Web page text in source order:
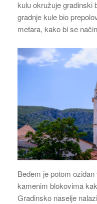
kulu okružuje gradinski
gradnje kule bio
metara, kako bi se
Bedem je potom
kamenim blokovima
Gradinsko naselje